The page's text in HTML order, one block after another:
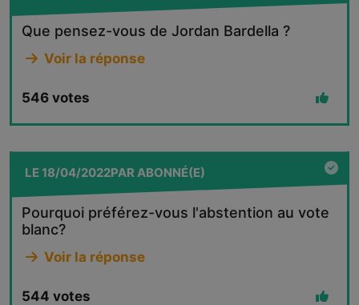
Que pensez-vous de Jordan Bardella ?
Voir la réponse
546 votes
LE18/04/2022PARABONNÉ(E)
Pourquoi préférez-vous l'abstention au vote
blanc?
Voir la réponse
544 votes